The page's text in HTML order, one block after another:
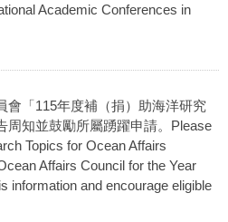
Academic Conferences in
會「115年度補（捐）助海洋研究
周知並鼓勵所屬踴躍申請。Please
Topics for Ocean Affairs
Affairs Council for the Year
information and encourage eligible